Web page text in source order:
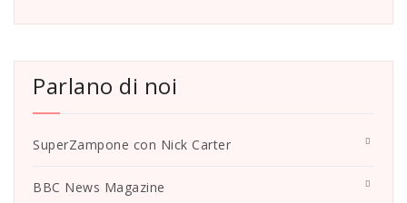
Parlano di noi
SuperZampone con Nick Carter
BBC News Magazine